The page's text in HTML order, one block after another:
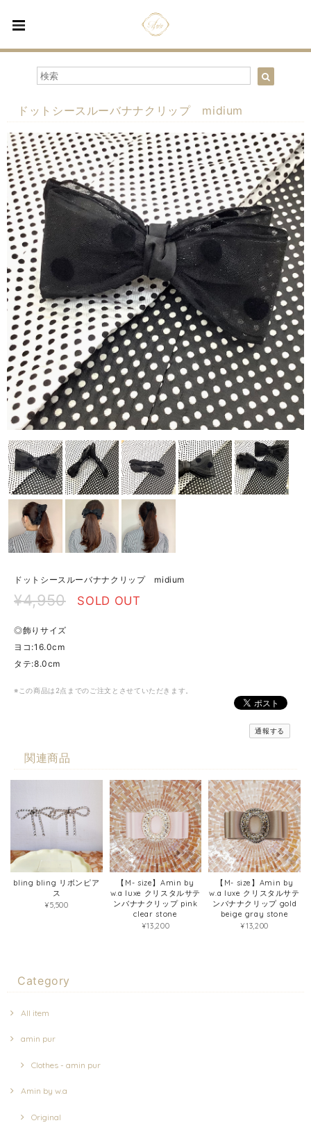
ドットシースルーバナナクリップ midium
ドットシースルーバナナクリップ midium
¥4,950 SOLD OUT
◎飾りサイズ
ヨコ:16.0cm
タテ:8.0cm
※この商品は2点までのご注文とさせていただきます。
通報する
関連商品
bling bling リボンピア
ス
¥5,500
【M- size】Amin by
w.a luxe クリスタルサテ
ンバナナクリップ pink
clear stone
¥13,200
【M- size】Amin by
w.a luxe クリスタルサテ
ンバナナクリップ gold
beige gray stone
¥13,200
Category
All item
amin pur
Clothes - amin pur
Amin by w.a
Original